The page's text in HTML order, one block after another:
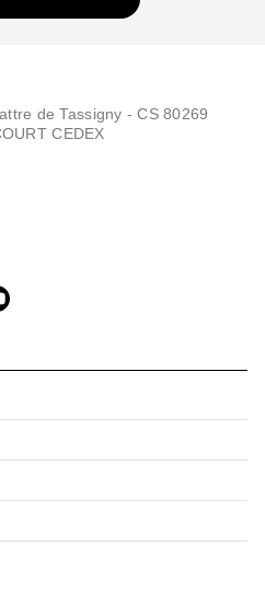
01
de Tassigny - CS 80269
CEDEX